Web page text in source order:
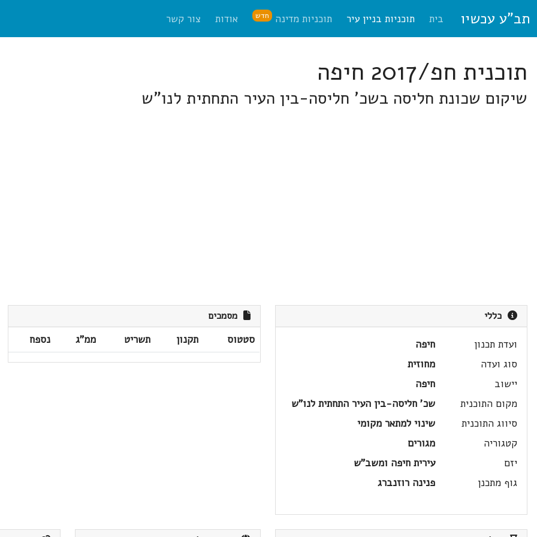
תב"ע עכשיו בית תוכניות בניין עיר תוכניות מדינה חדש אודות צור קשר
תוכנית חפ/2017 חיפה
שיקום שכונת חליסה בשכ' חליסה-בין העיר התחתית לנו"ש
כללי
ועדת תכנון
חיפה
סוג ועדה
מחוזית
יישוב
חיפה
מקום התוכנית
שכ' חליסה-בין העיר התחתית לנו"ש
סיווג התוכנית
שינוי למתאר מקומי
קטגוריה
מגורים
יזם
עירית חיפה ומשב"ש
גוף מתכנן
פנינה רוזנברג
מסמכים
סטטוס תקנון תשריט ממ"ג נספח